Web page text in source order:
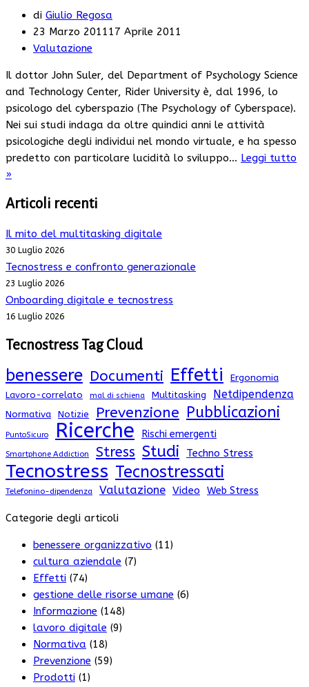
di Giulio Regosa
23 Marzo 201117 Aprile 2011
Valutazione
Il dottor John Suler, del Department of Psychology Science
and Technology Center, Rider University è, dal 1996, lo
psicologo del cyberspazio (The Psychology of Cyberspace).
Nei sui studi indaga da oltre quindici anni le attività
psicologiche degli individui nel mondo virtuale, e ha spesso
predetto con particolare lucidità lo sviluppo… Leggi tutto
»
John
lo
psicologo
del
Cyberspazio.
Articoli recenti
Il mito del multitasking digitale
30 Luglio 2026
Tecnostress e confronto generazionale
23 Luglio 2026
Onboarding digitale e tecnostress
16 Luglio 2026
Tecnostress Tag Cloud
benessere Documenti Effetti Ergonomia
Lavoro-correlato mal di schiena Multitasking Netdipendenza
Normativa Notizie Prevenzione Pubblicazioni
PuntoSicuro Ricerche Rischi emergenti
Smartphone Addiction Stress Studi Techno Stress
Tecnostress Tecnostressati
Telefonino-dipendenza Valutazione Video Web Stress
Categorie degli articoli
benessere organizzativo (11)
cultura aziendale (7)
Effetti (74)
gestione delle risorse umane (6)
Informazione (148)
lavoro digitale (9)
Normativa (18)
Prevenzione (59)
Prodotti (1)